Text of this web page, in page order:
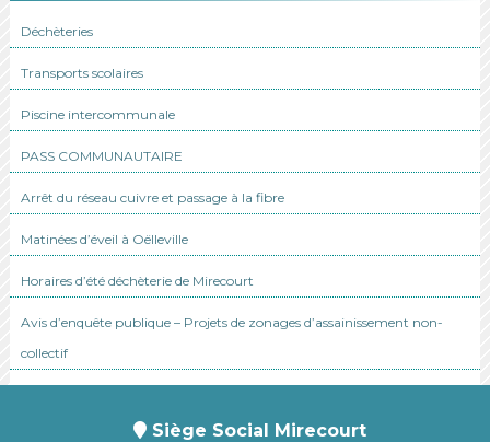
Déchèteries
Transports scolaires
Piscine intercommunale
PASS COMMUNAUTAIRE
Arrêt du réseau cuivre et passage à la fibre
Matinées d’éveil à Oëlleville
Horaires d’été déchèterie de Mirecourt
Avis d’enquête publique – Projets de zonages d’assainissement non-
collectif
Siège Social Mirecourt